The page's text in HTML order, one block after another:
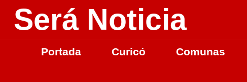
Será Noticia
Portada Curicó Comunas